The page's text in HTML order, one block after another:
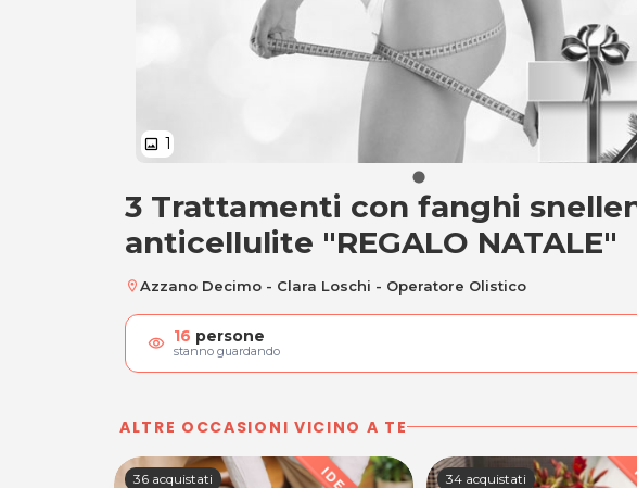
image 1
3 Trattamenti con fanghi
3 Trattamenti con fanghi
anticellulite "REGALO NATALE"
location_on Azzano Decimo - Clara Loschi - Operatore Olistico
visibility 16 persone
stanno guardando
ALTRE OCCASIONI VICINO A TE
36 acquistati 34 acquistati